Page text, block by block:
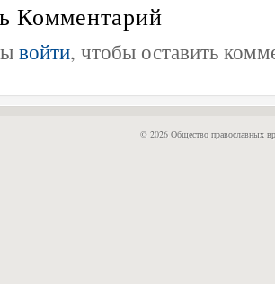
Комментарий
войти, чтобы оставить
© 2026 Общество православных